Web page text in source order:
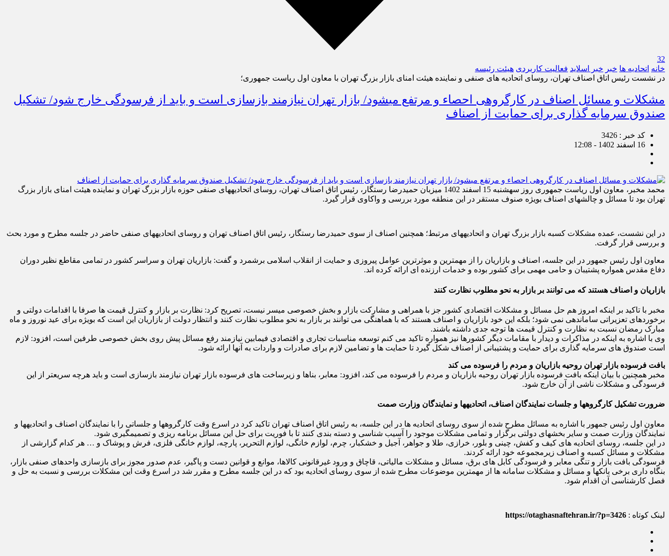
32
خانه اتحادیه ها خبر خبر اسلايد فعالیت کاربردی هیئت رئیسه
در نشست رئیس اتاق اصناف تهران، روسای اتحادیه های صنفی و نماینده هیئت امنای بازار بزرگ تهران با معاون اول ریاست جمهوری؛
مشکلات و مسائل اصناف در کارگروهی احصاء و مرتفع می‎شود/ بازار تهران نیازمند بازسازی است و باید از فرسودگی خارج شود/ تشکیل
صندوق سرمایه گذاری برای حمایت از اصناف
کد خبر : 3426
16 اسفند 1402 - 12:08
محمد مخبر، معاون اول ریاست جمهوری روز سه‎شنبه 15 اسفند 1402 میزبان حمیدرضا رستگار، رئیس اتاق اصناف تهران، روسای اتحادیه‎های صنفی حوزه بازار بزرگ تهران و نماینده هیئت امنای بازار بزرگ
تهران بود تا مسائل و چالش‎های اصناف بویژه صنوف مستقر در این منطقه مورد بررسی و واکاوی قرار گیرد.
در این نشست، عمده مشکلات کسبه بازار بزرگ تهران و اتحادیه‎های مرتبط؛ همچنین اصناف از سوی حمیدرضا رستگار، رئیس اتاق اصناف تهران و روسای اتحادیه‎های صنفی حاضر در جلسه مطرح و مورد بحث
و بررسی قرار گرفت.
معاون اول رئیس جمهور در این جلسه، اصناف و بازاریان را از مهمترین و موثرترین عوامل پیروزی و حمایت از انقلاب اسلامی برشمرد و گفت: بازاریان تهران و سراسر کشور در تمامی مقاطع نظیر دوران
دفاع مقدس همواره پشتیبان و حامی مهمی برای کشور بوده و خدمات ارزنده ای ارائه کرده اند.
بازاریان و اصناف هستند که می توانند بر بازار به نحو مطلوب نظارت کنند
مخبر با تاکید بر اینکه امروز هم حل مسائل و مشکلات اقتصادی کشور جز با همراهی و مشارکت بازار و بخش خصوصی میسر نیست، تصریح کرد: نظارت بر بازار و کنترل قیمت ها صرفا با اقدامات دولتی و
برخوردهای تعزیراتی ساماندهی نمی شود؛ بلکه این خود بازاریان و اصناف هستند که با هماهنگی می توانند بر بازار به نحو مطلوب نظارت کنند و انتظار دولت از بازاریان این است که بویژه برای عید نوروز و ماه
مبارک رمضان نسبت به نظارت و کنترل قیمت ها توجه جدی داشته باشند.
وی با اشاره به اینکه در مذاکرات و دیدار با مقامات دیگر کشورها نیز همواره تاکید می کنم توسعه مناسبات تجاری و اقتصادی فیمابین نیازمند رفع مسائل پیش روی بخش خصوصی طرفین است، افزود: لازم
است صندوق های سرمایه گذاری برای حمایت و پشتیبانی از اصناف شکل گیرد تا حمایت ها و تضامین لازم برای صادرات و واردات به آنها ارائه شود.
بافت فرسوده بازار تهران روحیه بازاریان و مردم را فرسوده می کند
مخبر همچنین با بیان اینکه بافت فرسوده بازار تهران روحیه بازاریان و مردم را فرسوده می کند، افزود: معابر، بناها و زیرساخت های فرسوده بازار تهران نیازمند بازسازی است و باید هرچه سریعتر از این
فرسودگی و مشکلات ناشی از آن خارج شود.
ضرورت تشکیل کارگروهها و جلسات نمایندگان اصناف، اتحادیهها و نمایندگان وزارت صمت
معاون اول رئيس جمهور با اشاره به مسائل مطرح شده از سوی روسای اتحادیه ها در این جلسه، به رئیس اتاق اصناف تهران تاکید کرد در اسرع وقت کارگروه‎ها و جلساتی را با نمایندگان اصناف و اتحادیه‎ها و
نمایندگان وزارت صمت و سایر بخش‎های دولتی برگزار و تمامی مشکلات موجود را آسیب شناسی و دسته بندی کنند تا با فوریت برای حل این مسائل برنامه ریزی و تصمیم‎گیری شود.
در این جلسه، روسای اتحادیه های کیف و کفش، چینی و بلور، خرازی، طلا و جواهر، آجیل و خشکبار، چرم، لوازم خانگی، لوازم التحریر، پارچه، لوازم خانگی فلزی، فرش و پوشاک و … هر کدام گزارشی از
مشکلات و مسائل کسبه و اصناف زیرمجموعه خود ارائه کردند.
فرسودگی بافت بازار و تنگی معابر و فرسودگی کابل های برق، مسائل و مشکلات مالیاتی، قاچاق و ورود غیرقانونی کالاها، موانع و قوانین دست و پاگیر، عدم صدور مجوز برای بازسازی واحدهای صنفی بازار،
بنگاه داری برخی بانکها و مسائل و مشکلات سامانه ها از مهمترین موضوعات مطرح شده از سوی روسای اتحادیه بود که در این جلسه مطرح و مقرر شد در اسرع وقت این مشکلات بررسی و نسبت به حل و
فصل کارشناسی آن اقدام شود.
لینک کوتاه : https://otaghasnaftehran.ir/?p=3426